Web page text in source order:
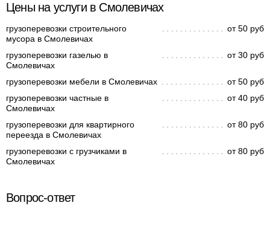
Цены на услуги в Смолевичах
грузоперевозки строительного
мусора в Смолевичах
от 50 руб
грузоперевозки газелью в
Смолевичах
от 30 руб
грузоперевозки мебели в Смолевичах
от 50 руб
грузоперевозки частные в
Смолевичах
от 40 руб
грузоперевозки для квартирного
переезда в Смолевичах
от 80 руб
грузоперевозки с грузчиками в
Смолевичах
от 80 руб
Вопрос-ответ